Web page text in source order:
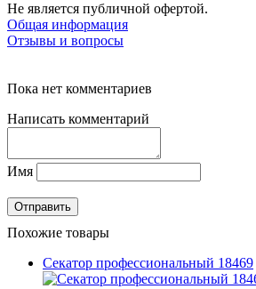
Не является публичной офертой.
Общая информация
Отзывы и вопросы
Пока нет комментариев
Написать комментарий
Имя
Похожие товары
Секатор профессиональный 18469